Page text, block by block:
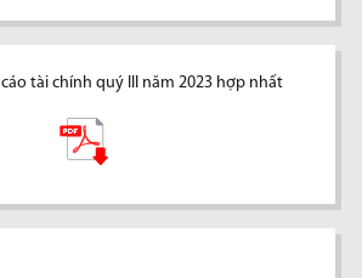
cáo tài chính quý III năm 2023 hợp nhất